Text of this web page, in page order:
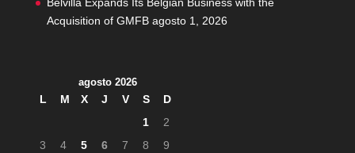
Acquisition of GMFB agosto 1, 2026
agosto 2026
L M X J V S
D
1
2
3
4 5 6 7 8
9